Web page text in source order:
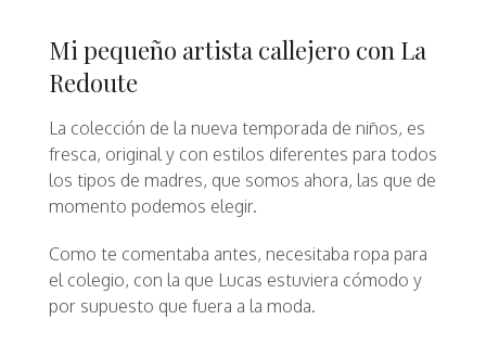
Mi pequeño artista callejero con La
Redoute
La colección de la nueva temporada de niños, es
fresca, original y con estilos diferentes para todos
los tipos de madres, que somos ahora, las que de
momento podemos elegir.
Como te comentaba antes, necesitaba ropa para
el colegio, con la que Lucas estuviera cómodo y
por supuesto que fuera a la moda.